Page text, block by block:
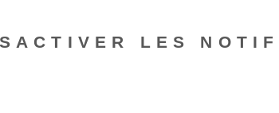
LES